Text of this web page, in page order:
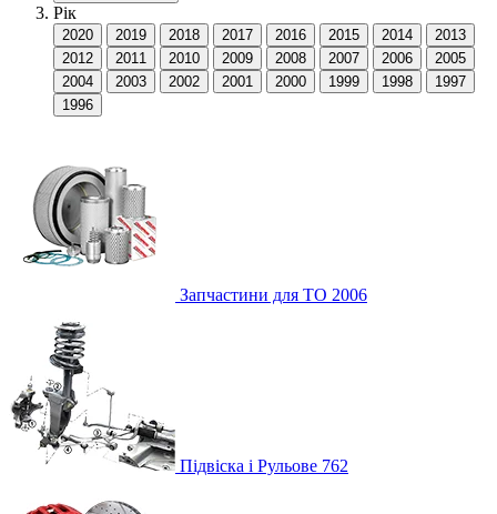
Рік
2020 2019 2018 2017 2016 2015 2014
2013
2012
2011 2010 2009 2008 2007 2006
2005
2004
2003 2002 2001 2000 1999 1998
1997
1996
Запчастини для ТО 2006
Підвіска і Рульове 762